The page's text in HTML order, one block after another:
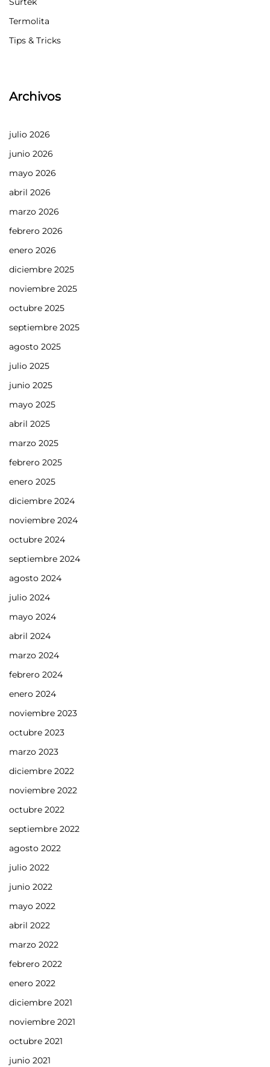
Termolita
Tips & Tricks
Archivos
julio 2026
junio 2026
mayo 2026
abril 2026
marzo 2026
febrero 2026
enero 2026
diciembre 2025
noviembre 2025
octubre 2025
septiembre 2025
agosto 2025
julio 2025
junio 2025
mayo 2025
abril 2025
marzo 2025
febrero 2025
enero 2025
diciembre 2024
noviembre 2024
octubre 2024
septiembre 2024
agosto 2024
julio 2024
mayo 2024
abril 2024
marzo 2024
febrero 2024
enero 2024
noviembre 2023
octubre 2023
marzo 2023
diciembre 2022
noviembre 2022
octubre 2022
septiembre 2022
agosto 2022
julio 2022
junio 2022
mayo 2022
abril 2022
marzo 2022
febrero 2022
enero 2022
diciembre 2021
noviembre 2021
octubre 2021
junio 2021